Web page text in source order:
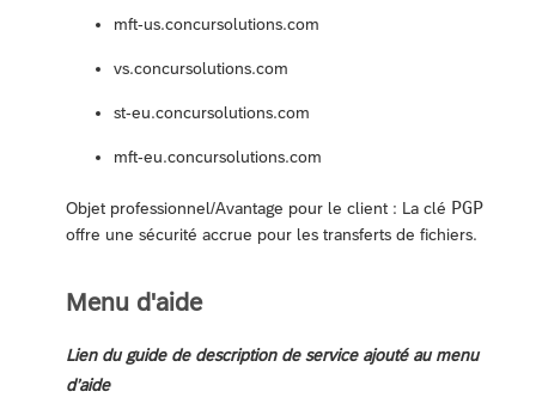
mft-us.concursolutions.com
vs.concursolutions.com
st-eu.concursolutions.com
mft-eu.concursolutions.com
Objet professionnel/Avantage pour le client : La clé PGP
offre une sécurité accrue pour les transferts de fichiers.
Menu d'aide
Lien du guide de description de service ajouté au menu
d’aide